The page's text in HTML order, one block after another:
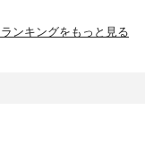
ンキングをもっと見る